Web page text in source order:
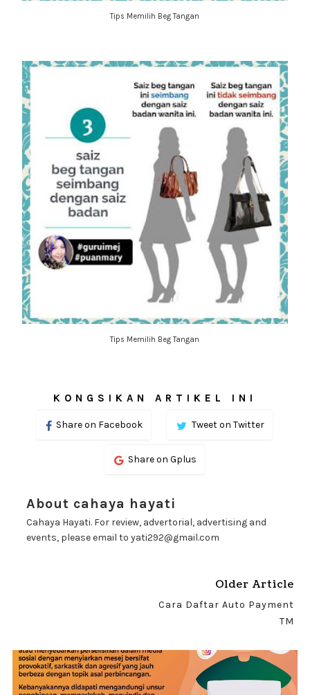
Tips Memilih Beg Tangan
Tips Memilih Beg Tangan
KONGSIKAN ARTIKEL INI
Share on Facebook Tweet on Twitter
Share on Gplus
About cahaya hayati
Cahaya Hayati. For review, advertorial, advertising and
events, please email to yati292@gmail.com
Older Article
Cara Daftar Auto Payment
TM